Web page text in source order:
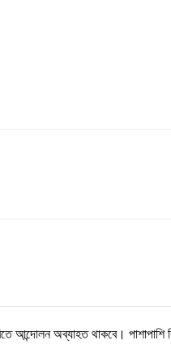
আন্দোলন অব্যাহত থাকবে। পাশাপাশি